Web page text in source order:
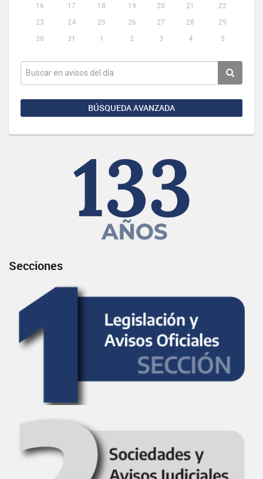
16
17 18 19 20 21
22
23
24 25 26 27 28
29
30
31 1 2 3 4 5
BÚSQUEDA AVANZADA
Secciones